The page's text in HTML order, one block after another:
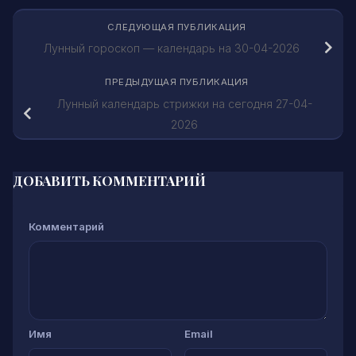
СЛЕДУЮЩАЯ ПУБЛИКАЦИЯ
Лунный гороскоп — календарь на 30-04-2026
ПРЕДЫДУЩАЯ ПУБЛИКАЦИЯ
Лунный календарь стрижки на сегодня 27-04-
2026
ДОБАВИТЬ КОММЕНТАРИЙ
Комментарий
Имя Email